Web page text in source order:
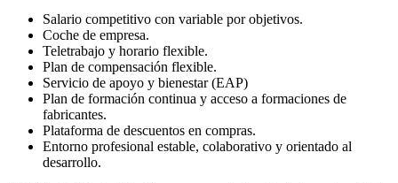
Salario competitivo con variable por objetivos.
Coche de empresa.
Teletrabajo y horario flexible.
Plan de compensación flexible.
Servicio de apoyo y bienestar (EAP)
Plan de formación continua y acceso a formaciones de
fabricantes.
Plataforma de descuentos en compras.
Entorno profesional estable, colaborativo y orientado al
desarrollo.